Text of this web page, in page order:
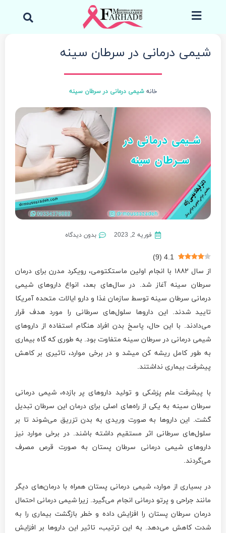
شیمی درمانی در سرطان سینه
خانه شیمی درمانی در سرطان سینه
فوریه 2, 2023 بدون دیدگاه
4.1
(
9
)
از سال ۱۸۸۲ با انجام اولین ماستکتومی، رویکرد مدرن برای درمان
سرطان سینه آغاز شد. در سال‌های بعد، انواع داروهای شیمی
درمانی سرطان سینه توسط سازمان غذا و دارو ایالات متحده آمریکا
تایید شدند. این داروها سلول‌های سرطانی را مورد هدف قرار
می‌دادند. با این حال، پاسخ بدن افراد هنگام استفاده از داروهای
شیمی درمانی در سرطان سینه متفاوت بود. به طوری که گاه بیماری
به طور کامل ریشه کن میشد و در برخی موارد، تاثیری بر کاهش
پیشرفت بیماری نداشتند.
با پیشرفت علم پزشکی و تولید داروهای پر بازده، شیمی درمانی
سرطان سینه به یکی از راه‌های اصلی برای درمان این سرطان تبدیل
گشت. این داروها به صورت وریدی به بدن تزریق می‌شوند تا بر
سلول‌های سرطانی اثر مستقیم داشته باشند. در برخی موارد نیز
داروهای شیمی درمانی سرطان پستان به صورت قرص مصرف
می‌گردند.
در بسیاری از موارد، شیمی درمانی پستان همراه با درمان‌های دیگر
مانند جراحی و پرتو درمانی انجام می‌گیرد. زیرا شیمی درمانی احتمال
درمان سرطان پستان را افزایش داده و خطر بازگشت بیماری را به
شدت کاهش می‌دهد. به این ترتیب، تاثیر این داروها بر افزایش